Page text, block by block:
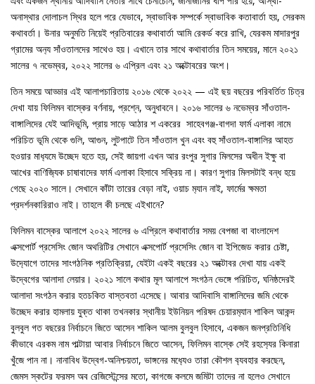
অনাস্থার দোলাচল স্থির হলে পরে যেভাবে, স্বাভাবিক সম্পর্কে স্বাভাবিক কতাবার্তা হয়, সেরকম
কথাবর্তা। উনার অনুমতি নিয়েই প্রতিবারের কথাবার্তা আমি রেকর্ড করে রাখি, যেরকম মাদারপুর
গ্রামের অন‍্য সাঁওতালদের সাথেও হয়। এখানে তার সাথে কথাবার্তার তিন সময়ের, মানে ২০২১
সালের ৭ নভেম্বর, ২০২২ সালের ৬ এপ্রিল এবং ২১ অক্টোবরের অংশ।
তিন সময়ে আড্ডার এই আলাপচারিতায় ২০১৬ থেকে ২০২২ — এই ছয় বছরের পরিবর্তিত চিত্র
দেখা যায় ফিলিমন বাস্কের বর্ণনায়, প্রশ্নে, অনুধাবনে। ২০১৬ সালের ৬ নভেম্বর সাঁওতাল-
বাঙ্গালিদের যেই আদিভূমি, প্রায় সাড়ে আঠার শ একরের সাহেবগঞ্জ-বাগদা ফার্ম এলাকা নামে
পরিচিত ভূমি থেকে গুলি, আগুন, লুটপাটে তিন সাঁওতাল খুন এবং বহু সাঁওতাল-বাঙ্গালির আহত
হওয়ার মাধ‍্যমে উচ্ছেদ হতে হয়, সেই জায়গা এখন আর রংপুর সুগার মিলসের অধীন ইক্ষু বা
আখের বাণিজ‍্যিক চাষাবাদের ফার্ম এলাকা হিসাবে সক্রিয় না। কারণ সুগার মিলসটাই বন্ধ হয়ে
গেছে ২০২০ সালে। সেখানে কাঁটা তারের বেড়া নাই, ওয়াচ ম‍্যান নাই, ফার্মের ক্ষমতা
প্রদর্শনকারিরাও নাই। তাহলে কী চলছে এইখানে?
ফিলিমন বাস্কের আলাপে ২০২২ সালের ৬ এপ্রিলে কথাবার্তার সময় বেপজা বা বাংলাদেশ
এক্সপোর্ট প্রসেসিং জোন অথরিটির সেখানে এক্সপোর্ট প্রসেসিং জোন বা ইপিজেড করার চেষ্টা,
উদ‍্যোগে তাদের সাংগঠনিক প্রতিক্রিয়া, যেইটা একই বছরের ২১ অক্টোবর দেখা যায় একই
উদ্বেগের আলাদা লেয়ার। ২০২১ সালে কথার মূল আলাপে সংগঠন ভেঙ্গে পরিচিত, ঘনিষ্ঠদেরই
আলাদা সংগঠন করার হতচকিত বাস্তবতা এসেছে। আবার আদিবাসি বাঙ্গালিদের জমি থেকে
উচ্ছেদ করার হামলায় যুক্ত থাকা তখনকার স্থানীয় ইউনিয়ন পরিষদ চেয়ারম‍্যান শাকিল আকন্দ
বুলবুল গত বছরের নির্বাচনে জিতে আসেন শাকিল আলম বুলবুল হিসাবে, একজন জনপ্রতিনিধি
কীভাবে এরকম নাম পাল্টায়া আবার নির্বাচনে জিতে আসেন, ফিলিমন বাস্কে সেই রহস‍্যের কিনারা
খুঁজে পান না। নানাবিধ উদ্বেগ-অনিশ্চয়তা, ভাঙ্গনের মধ‍্যেও তারা কৌশল ব‍্যবহার করছেন,
জেমস স্কটের ফরমস অব রেজিস্টেন্সের মতো, কাগজে কলমে জমিটা তাদের না হলেও সেখানে